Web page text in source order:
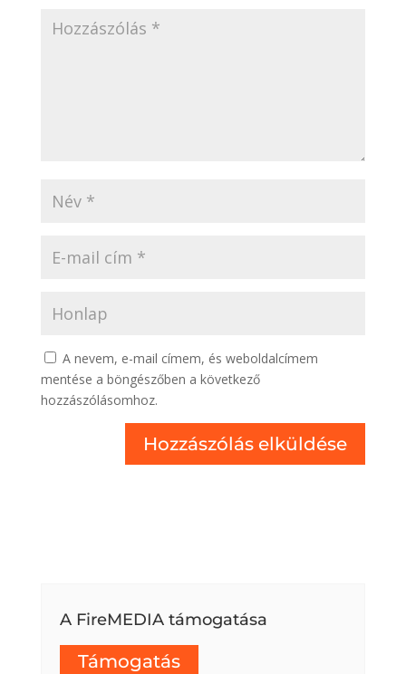
A nevem, e-mail címem, és weboldalcímem
mentése a böngészőben a következő
hozzászólásomhoz.
A FireMEDIA támogatása
Támogatás